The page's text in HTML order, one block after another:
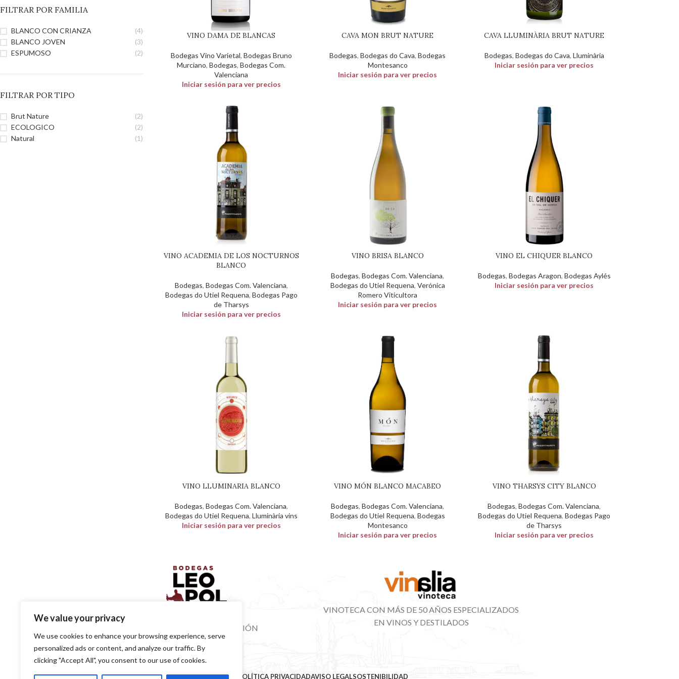
We value your privacy
We use cookies to enhance your browsing experience, serve
personalized ads or content, and analyze our traffic. By
clicking "Accept All", you consent to our use of cookies.
FILTRAR POR FAMILIA
BLANCO CON CRIANZA
(4)
BLANCO JOVEN
(3)
ESPUMOSO
(2)
FILTRAR POR TIPO
Brut Nature
(2)
ECOLOGICO
(2)
Natural
(1)
VINO DAMA DE BLANCAS
Bodegas Vino Varietal, Bodegas Bruno
Murciano,Bodegas,Bodegas Com.
Valenciana
Iniciar sesión para ver precios
CAVA MON BRUT NATURE
Bodegas,Bodegas do Cava,Bodegas
Montesanco
Iniciar sesión para ver precios
CAVA LLUMINÀRIA BRUT NATURE
Bodegas, Bodegas do Cava, Lluminària
Iniciar sesión para ver precios
VINO ACADEMIA DE LOS NOCTURNOS
BLANCO
Bodegas, Bodegas Com. Valenciana,
Bodegas do Utiel Requena, Bodegas Pago
de Tharsys
Iniciar sesión para ver precios
VINO BRISA BLANCO
Bodegas,Bodegas Com. Valenciana,
Bodegas do Utiel Requena, Verónica
Romero Viticultora
Iniciar sesión para ver precios
VINO EL CHIQUER BLANCO
Bodegas, Bodegas Aragon, Bodegas Aylés
Iniciar sesión para ver precios
VINO LLUMINARIA BLANCO
Bodegas, Bodegas Com. Valenciana,
Bodegas do Utiel Requena, Lluminària vins
Iniciar sesión para ver precios
VINO MÓN BLANCO MACABEO
Bodegas,Bodegas Com. Valenciana,
Bodegas do Utiel Requena, Bodegas
Montesanco
Iniciar sesión para ver precios
VINO THARSYS CITY BLANCO
Bodegas,Bodegas Com. Valenciana,
Bodegas do Utiel Requena,Bodegas Pago
de Tharsys
Iniciar sesión para ver precios
SOLUCIONES EN DISTRIBUCIÓN
PARA EL PROFESIONAL
VINOTECA CON MÁS DE 50 AÑOS ESPECIALIZADOS
EN VINOS Y DESTILADOS
SITEMAP POLÍTICA PRIVACIDADAVISO LEGALSOSTENIBILIDAD